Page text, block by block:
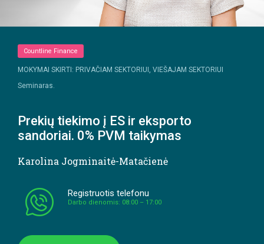
Countline Finance
MOKYMAI SKIRTI: PRIVAČIAM SEKTORIUI, VIEŠAJAM SEKTORIUI
Seminaras.
Prekių tiekimo į ES ir eksporto
sandoriai. 0% PVM taikymas
Karolina Jogminaitė-Matačienė
Registruotis telefonu
Darbo dienomis: 08:00 – 17:00